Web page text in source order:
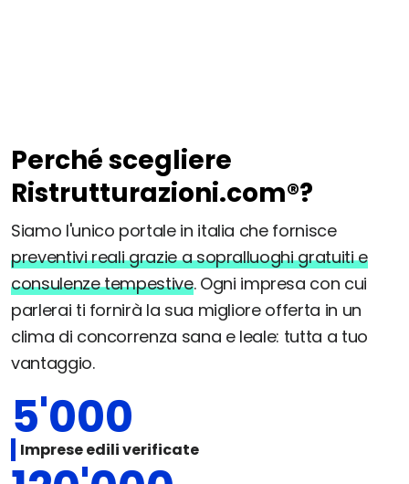
Perché scegliere
Ristrutturazioni.com®?
Siamo l'unico portale in italia che fornisce
preventivi reali grazie a sopralluoghi gratuiti e
consulenze tempestive. Ogni impresa con cui
parlerai ti fornirà la sua migliore offerta in un
clima di concorrenza sana e leale: tutta a tuo
vantaggio.
5'000
Imprese edili verificate